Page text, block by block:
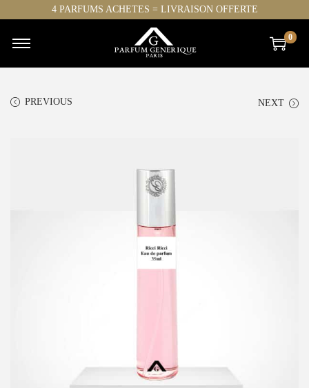
4 PARFUMS ACHETES = LIVRAISON OFFERTE
0
PREVIOUS NEXT